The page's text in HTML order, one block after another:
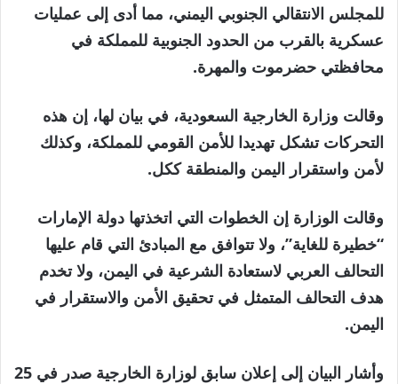
للمجلس الانتقالي الجنوبي اليمني، مما أدى إلى عمليات
عسكرية بالقرب من الحدود الجنوبية للمملكة في
محافظتي حضرموت والمهرة.
وقالت وزارة الخارجية السعودية، في بيان لها، إن هذه
التحركات تشكل تهديدا للأمن القومي للمملكة، وكذلك
لأمن واستقرار اليمن والمنطقة ككل.
وقالت الوزارة إن الخطوات التي اتخذتها دولة الإمارات
“خطيرة للغاية”، ولا تتوافق مع المبادئ التي قام عليها
التحالف العربي لاستعادة الشرعية في اليمن، ولا تخدم
هدف التحالف المتمثل في تحقيق الأمن والاستقرار في
اليمن.
وأشار البيان إلى إعلان سابق لوزارة الخارجية صدر في 25